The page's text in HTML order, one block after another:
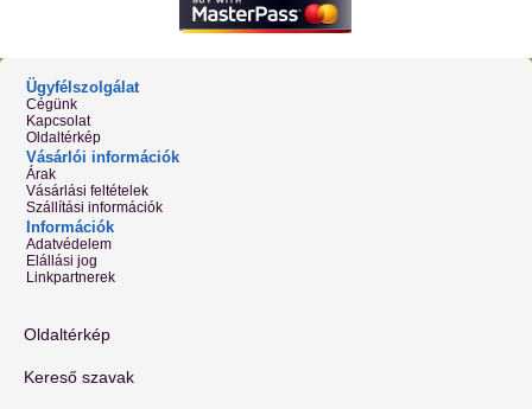
Ügyfélszolgálat
Cégünk
Kapcsolat
Oldaltérkép
Vásárlói információk
Árak
Vásárlási feltételek
Szállítási információk
Információk
Adatvédelem
Elállási jog
Linkpartnerek
Oldaltérkép
Kereső szavak